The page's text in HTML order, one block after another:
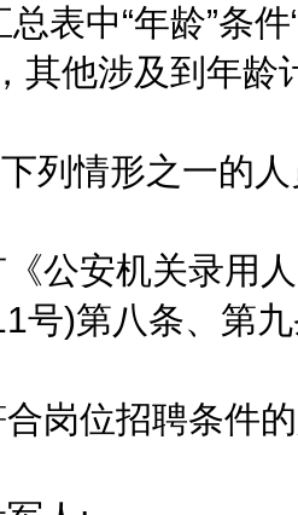
中“年龄”条件
其他涉及到年
情形之一的人
安机关录用人
号)第八条、第
位招聘条件的